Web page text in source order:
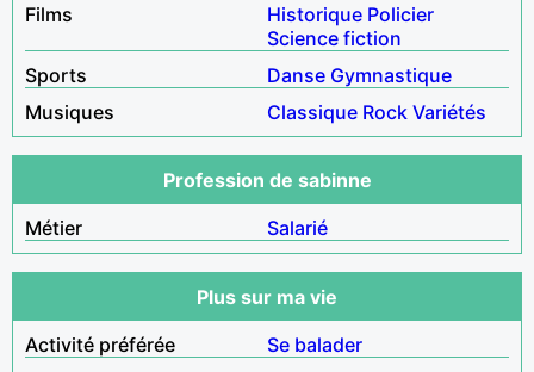
Films
Historique Policier
Science fiction
Sports
Danse Gymnastique
Musiques
Classique Rock Variétés
Profession de sabinne
Métier
Salarié
Plus sur ma vie
Activité préférée
Se balader